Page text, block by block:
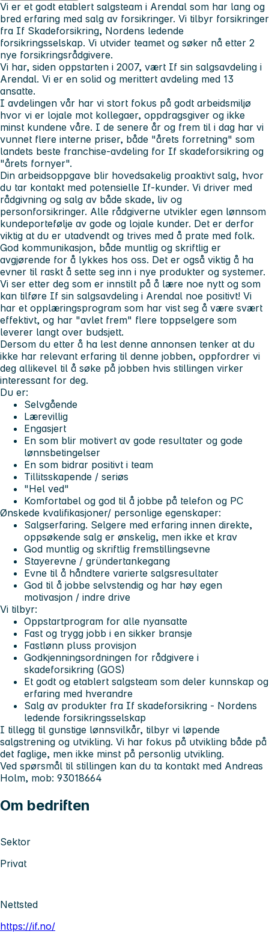
Vi er et godt etablert salgsteam i Arendal som har lang og
bred erfaring med salg av forsikringer. Vi tilbyr forsikringer
fra If Skadeforsikring, Nordens ledende
forsikringsselskap. Vi utvider teamet og søker nå etter 2
nye forsikringsrådgivere.
Vi har, siden oppstarten i 2007, vært If sin salgsavdeling i
Arendal. Vi er en solid og merittert avdeling med 13
ansatte.
I avdelingen vår har vi stort fokus på godt arbeidsmiljø
hvor vi er lojale mot kollegaer, oppdragsgiver og ikke
minst kundene våre. I de senere år og frem til i dag har vi
vunnet flere interne priser, både "årets forretning" som
landets beste franchise-avdeling for If skadeforsikring og
"årets fornyer".
Din arbeidsoppgave blir hovedsakelig proaktivt salg, hvor
du tar kontakt med potensielle If-kunder. Vi driver med
rådgivning og salg av både skade, liv og
personforsikringer. Alle rådgiverne utvikler egen lønnsom
kundeportefølje av gode og lojale kunder. Det er derfor
viktig at du er utadvendt og trives med å prate med folk.
God kommunikasjon, både muntlig og skriftlig er
avgjørende for å lykkes hos oss. Det er også viktig å ha
evner til raskt å sette seg inn i nye produkter og systemer.
Vi ser etter deg som er innstilt på å lære noe nytt og som
kan tilføre If sin salgsavdeling i Arendal noe positivt! Vi
har et opplæringsprogram som har vist seg å være svært
effektivt, og har "avlet frem" flere toppselgere som
leverer langt over budsjett.
Dersom du etter å ha lest denne annonsen tenker at du
ikke har relevant erfaring til denne jobben, oppfordrer vi
deg allikevel til å søke på jobben hvis stillingen virker
interessant for deg.
Du er:
Selvgående
Lærevillig
Engasjert
En som blir motivert av gode resultater og gode
lønnsbetingelser
En som bidrar positivt i team
Tillitsskapende / seriøs
"Hel ved"
Komfortabel og god til å jobbe på telefon og PC
Ønskede kvalifikasjoner/ personlige egenskaper:
Salgserfaring. Selgere med erfaring innen direkte,
oppsøkende salg er ønskelig, men ikke et krav
God muntlig og skriftlig fremstillingsevne
Stayerevne / gründertankegang
Evne til å håndtere varierte salgsresultater
God til å jobbe selvstendig og har høy egen
motivasjon / indre drive
Vi tilbyr:
Oppstartprogram for alle nyansatte
Fast og trygg jobb i en sikker bransje
Fastlønn pluss provisjon
Godkjenningsordningen for rådgivere i
skadeforsikring (GOS)
Et godt og etablert salgsteam som deler kunnskap og
erfaring med hverandre
Salg av produkter fra If skadeforsikring - Nordens
ledende forsikringsselskap
I tillegg til gunstige lønnsvilkår, tilbyr vi løpende
salgstrening og utvikling. Vi har fokus på utvikling både på
det faglige, men ikke minst på personlig utvikling.
Ved spørsmål til stillingen kan du ta kontakt med Andreas
Holm, mob: 93018664
Om bedriften
Sektor
Privat
Nettsted
https://if.no/